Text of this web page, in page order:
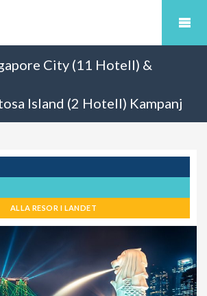
City (11 Hotell) &
Island (2 Hotell) Kampanj
ALLA RESOR I LANDET